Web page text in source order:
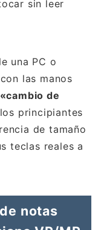
sin leer
una PC o
las manos
«cambio de
principiantes
de tamaño
teclas reales a
notas